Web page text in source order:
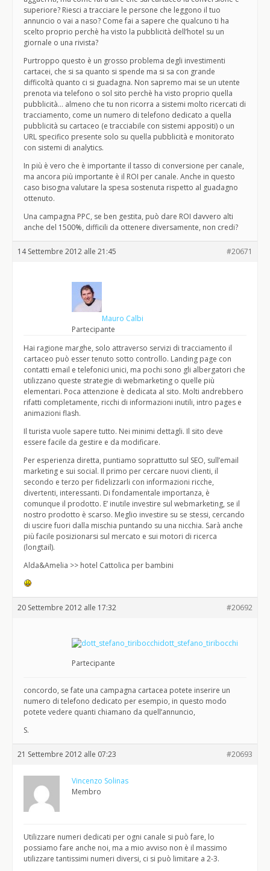
superiore? Riesci a tracciare le persone che leggono il tuo
annuncio o vai a naso? Come fai a sapere che qualcuno ti ha
scelto proprio perchè ha visto la pubblicità dell’hotel su un
giornale o una rivista?
Purtroppo questo è un grosso problema degli investimenti
cartacei, che si sa quanto si spende ma si sa con grande
difficoltà quanto ci si guadagna. Non sapremo mai se un utente
prenota via telefono o sol sito perchè ha visto proprio quella
pubblicità… almeno che tu non ricorra a sistemi molto ricercati di
tracciamento, come un numero di telefono dedicato a quella
pubblicità su cartaceo (e tracciabile con sistemi appositi) o un
URL specifico presente solo su quella pubblicità e monitorato
con sistemi di analytics.
In più è vero che è importante il tasso di conversione per canale,
ma ancora più importante è il ROI per canale. Anche in questo
caso bisogna valutare la spesa sostenuta rispetto al guadagno
ottenuto.
Una campagna PPC, se ben gestita, può dare ROI davvero alti
anche del 1500%, difficili da ottenere diversamente, non credi?
14 Settembre 2012 alle 21:45 #20671
Mauro Calbi
Partecipante
Hai ragione marghe, solo attraverso servizi di tracciamento il
cartaceo può esser tenuto sotto controllo. Landing page con
contatti email e telefonici unici, ma pochi sono gli albergatori che
utilizzano queste strategie di webmarketing o quelle più
elementari. Poca attenzione è dedicata al sito. Molti andrebbero
rifatti completamente, ricchi di informazioni inutili, intro pages e
animazioni flash.
Il turista vuole sapere tutto. Nei minimi dettagli. Il sito deve
essere facile da gestire e da modificare.
Per esperienza diretta, puntiamo soprattutto sul SEO, sull’email
marketing e sui social. Il primo per cercare nuovi clienti, il
secondo e terzo per fidelizzarli con informazioni ricche,
divertenti, interessanti. Di fondamentale importanza, è
comunque il prodotto. E’ inutile investire sul webmarketing, se il
nostro prodotto è scarso. Meglio investire su se stessi, cercando
di uscire fuori dalla mischia puntando su una nicchia. Sarà anche
più facile posizionarsi sul mercato e sui motori di ricerca
(longtail).
Alda&Amelia >> hotel Cattolica per bambini
20 Settembre 2012 alle 17:32 #20692
dott_stefano_tiribocchi
Partecipante
concordo, se fate una campagna cartacea potete inserire un
numero di telefono dedicato per esempio, in questo modo
potete vedere quanti chiamano da quell’annuncio,
S.
21 Settembre 2012 alle 07:23 #20693
Vincenzo Solinas
Membro
Utilizzare numeri dedicati per ogni canale si può fare, lo
possiamo fare anche noi, ma a mio avviso non è il massimo
utilizzare tantissimi numeri diversi, ci si può limitare a 2-3.